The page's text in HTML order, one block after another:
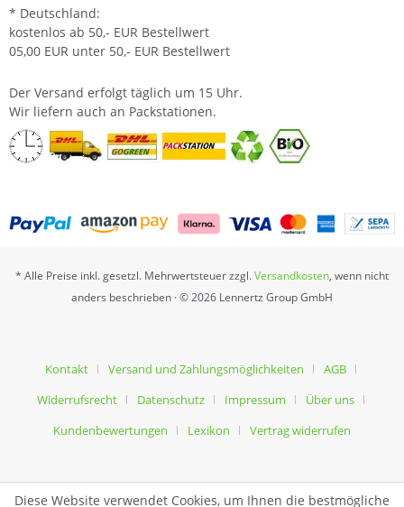
* Deutschland:
kostenlos ab 50,- EUR Bestellwert
05,00 EUR unter 50,- EUR Bestellwert
Der Versand erfolgt täglich um 15 Uhr.
Wir liefern auch an Packstationen.
* Alle Preise inkl. gesetzl. Mehrwertsteuer zzgl.Versandkosten, wenn nicht
anders beschrieben · © 2026 Lennertz Group GmbH
Kontakt Versand und Zahlungsmöglichkeiten
AGB
Widerrufsrecht
Datenschutz Impressum
Über uns
Kundenbewertungen
Lexikon Vertrag widerrufen
Diese Website verwendet Cookies, um Ihnen die bestmögliche